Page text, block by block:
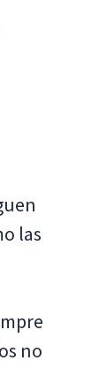
las
no